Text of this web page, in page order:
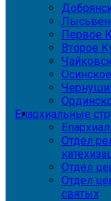
Первое
Второе
Епархиальные
Отдел
Отдел
Отдел
святых